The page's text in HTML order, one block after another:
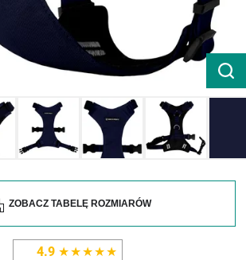
ZOBACZ TABELĘ ROZMIARÓW
4.9 ★★★★★